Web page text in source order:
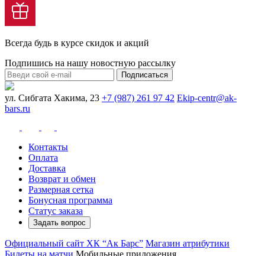
Всегда будь в курсе скидок и акций
Подпишись на нашу новостную рассылку
Подписаться
ул. Сибгата Хакима, 23 +7 (987) 261 97 42 Ekip-centr@ak-
bars.ru
Контакты
Оплата
Доставка
Возврат и обмен
Размерная сетка
Бонусная программа
Статус заказа
Задать вопрос
Официальный сайт ХК “Ак Барс” Магазин атрибутики